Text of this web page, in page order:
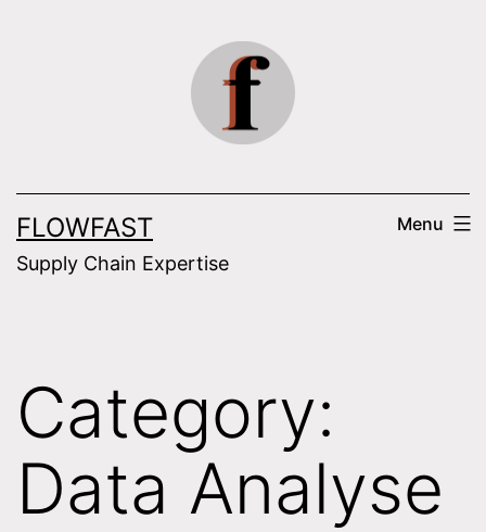
FLOWFAST
Supply Chain Expertise
Menu
Category:
Data Analyse